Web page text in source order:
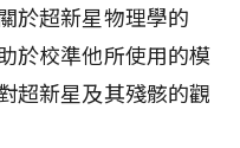
於超新星物理學的
於校準他所使用的模
超新星及其殘骸的觀